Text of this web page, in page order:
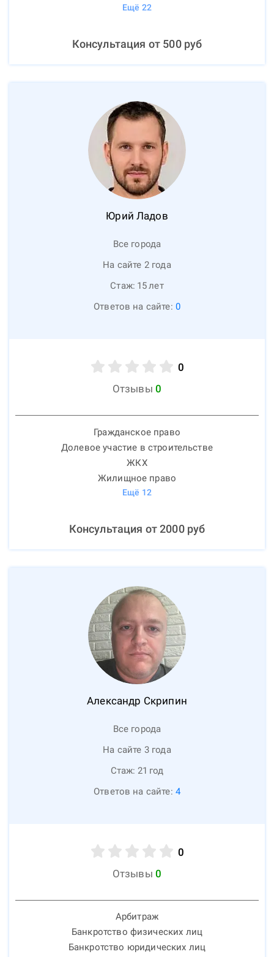
Ещё 22
Консультация от 500руб
Юрий Ладов
Все города
На сайте 2 года
Стаж: 15лет
Ответов на сайте: 0
0
Отзывы 0
Гражданское право
Долевое участие в строительстве
ЖКХ
Жилищное право
Ещё 12
Консультация от2000руб
Александр Скрипин
Все города
На сайте 3 года
Стаж: 21 год
Ответов на сайте: 4
0
Отзывы 0
Арбитраж
Банкротство физических лиц
Банкротство юридических лиц